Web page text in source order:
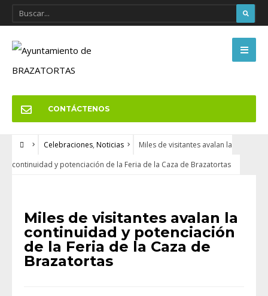
CONTÁCTENOS
Celebraciones, Noticias
Miles de visitantes avalan la
continuidad y potenciación de la Feria de la Caza de Brazatortas
Miles de visitantes avalan la
continuidad y potenciación
de la Feria de la Caza de
Brazatortas